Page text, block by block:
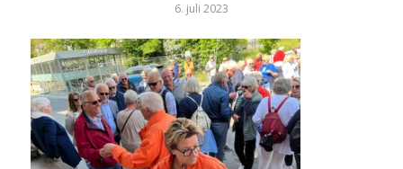
6. juli 2023